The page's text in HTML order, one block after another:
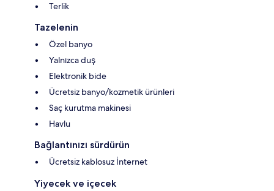
Terlik
Tazelenin
Özel banyo
Yalnızca duş
Elektronik bide
Ücretsiz banyo/kozmetik ürünleri
Saç kurutma makinesi
Havlu
Bağlantınızı sürdürün
Ücretsiz kablosuz İnternet
Yiyecek ve içecek